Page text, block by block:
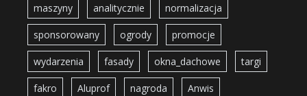
maszyny analitycznie normalizacja
sponsorowany ogrody promocje
wydarzenia fasady okna_dachowe targi
fakro Aluprof nagroda Anwis